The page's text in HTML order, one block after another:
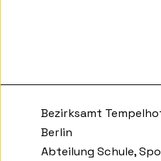
Bezirksamt
Berlin
Abteilung Schule,